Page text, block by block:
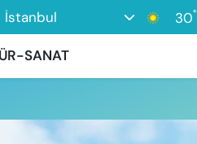
İstanbul 30°
SANAT